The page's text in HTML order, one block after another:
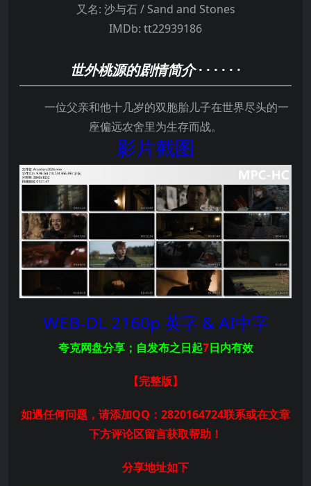
又名: 沙与石 / Sand and Stones
IMDb: tt22939186
世外桃源的剧情简介· · · · · ·
一位父亲和他十几岁的双胞胎儿子在世界尽头的一
座偏远农舍里为生存而战。
影片截图
WEB-DL 2160p 英字 & AI中字
夸克网盘分享；自发布之日起7日内有效
【完整版】
如遇任何问题，请添加QQ：2820164724联系或在文章
下方评论区留言获取帮助！
分享地址如下